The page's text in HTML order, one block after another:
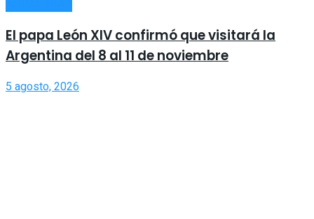
El papa León XIV confirmó que visitará la
Argentina del 8 al 11 de noviembre
5 agosto, 2026